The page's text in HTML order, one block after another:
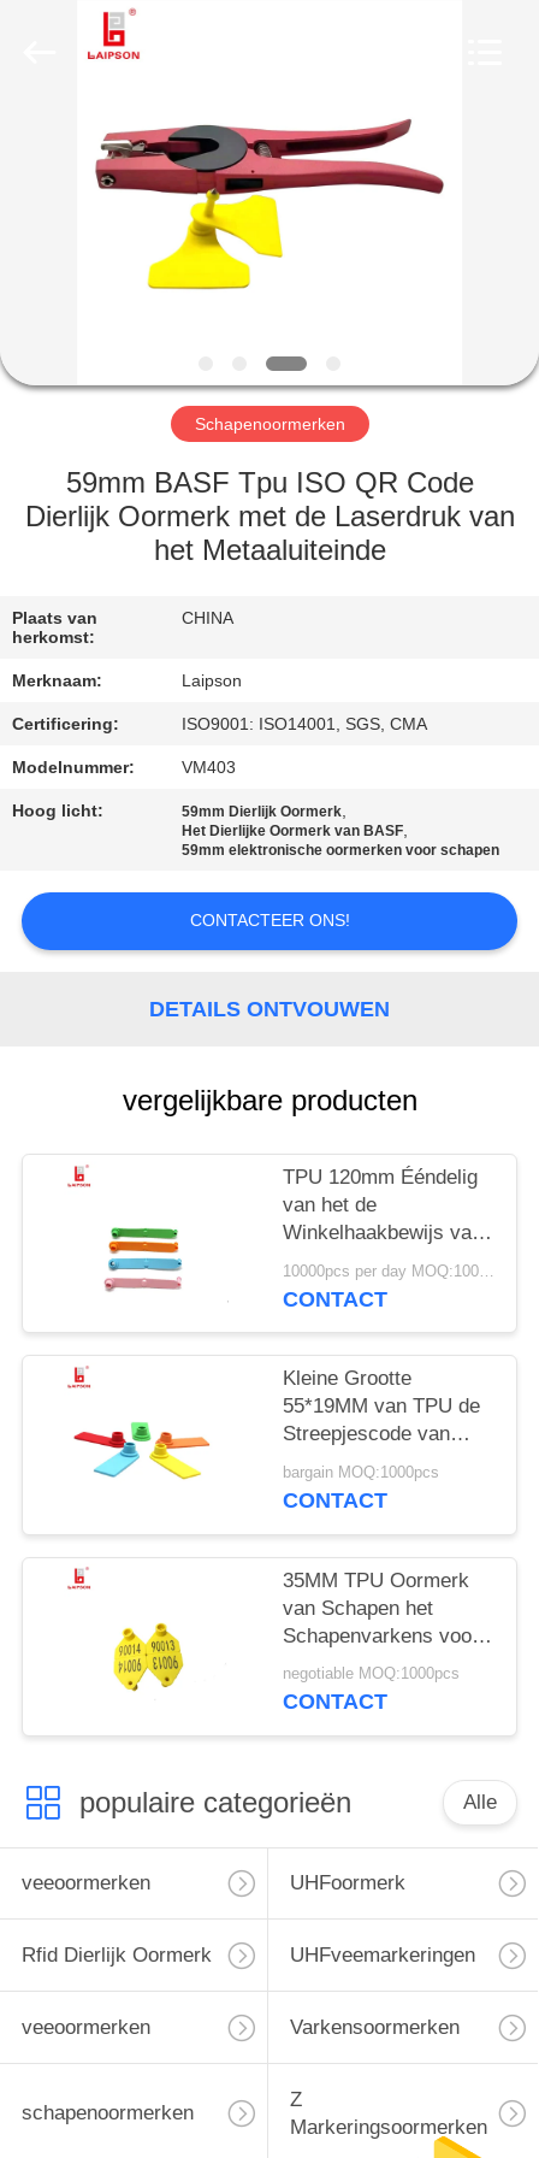
PRODUCTEN
ONGEVEER
FABRIEKSREIS
KWALITEITSCONTROLE
CONTACTEER
VERZOEK
OM
EEN
SITEMAP
Schapenoormerken
59mm BASF Tpu ISO QR Code
Dierlijk Oormerk met de Laserdruk van
het Metaaluiteinde
Plaats van
herkomst:
CHINA
Merknaam: Laipson
Certificering: ISO9001: ISO14001, SGS, CMA
Modelnummer: VM403
Hoog licht: 59mm Dierlijk Oormerk,
Het Dierlijke Oormerk van BASF,
59mm elektronische oormerken voor schapen
CONTACTEER ONS!
DETAILS ONTVOUWEN
vergelijkbare producten
TPU 120mm Ééndelig
van het de
Winkelhaakbewijs van
Schapenoormerken de
Laseraantal/
10000pcs per day MOQ:1000pcs
CONTACT
Kleine Grootte
55*19MM van TPU de
Streepjescode van
Schapenoormerken
voor Landbouwbedrijf
bargain MOQ:1000pcs
CONTACT
35MM TPU Oormerk
van Schapen het
Schapenvarkens voor
Goederenmanagement
negotiable MOQ:1000pcs
CONTACT
populaire categorieën Alle
veeoormerken UHFoormerk
Rfid Dierlijk Oormerk UHFveemarkeringen
veeoormerken Varkensoormerken
schapenoormerken
Z
Markeringsoormerken